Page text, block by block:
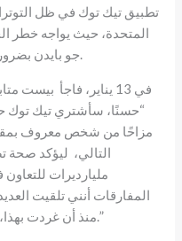
تطبيق تيك توك في ظل
المتحدة، حيث يواجه خطر
في 13 يناير، فاجأ
“حسنًا، سأشتري تيك توك
مزاحًا من شخص معروف
التالي، ليؤكد صحة
مليارديرات
المفارقات أنني تلقيت
منذ أن غردت بهذا، فلنرى ما إذا كان بإمكاننا القيام بذلك.”